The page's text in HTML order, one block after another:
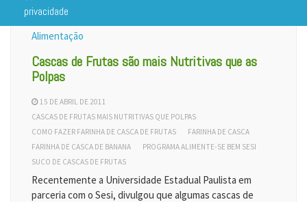
privacidade
Alimentação
Cascas de Frutas são mais Nutritivas que as
Polpas
15 DE ABRIL DE 2011
CASCAS DE FRUTAS MAIS NUTRITIVAS QUE POLPAS
COMO FAZER FARINHA DE CASCA DE FRUTAS
FARINHA DE CASCA
FARINHA DE CASCA DE BANANA
PROGRAMA ALIMENTE-SE BEM SESI
SUCO DE CASCAS DE FRUTAS
Recentemente a Universidade Estadual Paulista em
parceria com o Sesi, divulgou que algumas cascas de